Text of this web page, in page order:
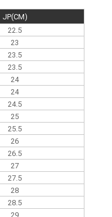
JP(CM)
22.5
23
23.5
23.5
24
24
24.5
25
25.5
26
26.5
27
27.5
28
28.5
29